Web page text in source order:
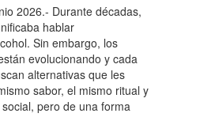
2026.- Durante décadas,
hablar
Sin embargo, los
evolucionando y cada
alternativas que les
sabor, el mismo ritual y
pero de una forma